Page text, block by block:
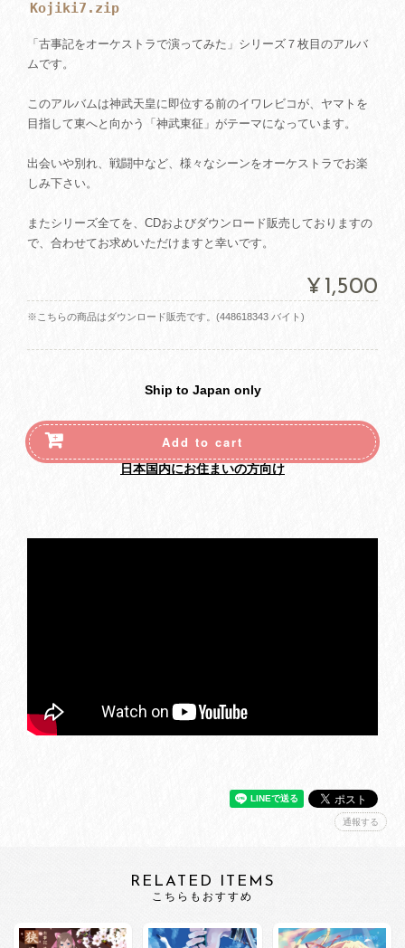
Kojiki7.zip
「古事記をオーケストラで演ってみた」シリーズ７枚目のアルバ
ムです。
このアルバムは神武天皇に即位する前のイワレビコが、ヤマトを
目指して東へと向かう「神武東征」がテーマになっています。
出会いや別れ、戦闘中など、様々なシーンをオーケストラでお楽
しみ下さい。
またシリーズ全てを、CDおよびダウンロード販売しておりますの
で、合わせてお求めいただけますと幸いです。
¥1,500
※こちらの商品はダウンロード販売です。(448618343 バイト)
Ship to Japan only
Add to cart
日本国内にお住まいの方向け
通報する
RELATED ITEMS
こちらもおすすめ